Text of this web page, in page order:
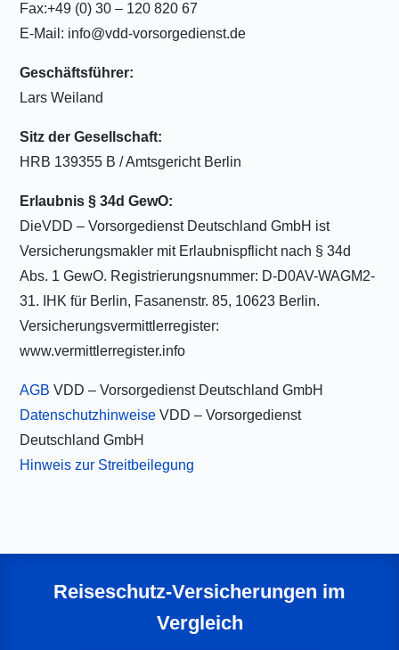
Fax:+49 (0) 30 – 120 820 67
E-Mail: info@vdd-vorsorgedienst.de
Geschäftsführer:
Lars Weiland
Sitz der Gesellschaft:
HRB 139355 B / Amtsgericht Berlin
Erlaubnis § 34d GewO:
DieVDD – Vorsorgedienst Deutschland GmbH ist
Versicherungsmakler mit Erlaubnispflicht nach § 34d
Abs. 1 GewO. Registrierungsnummer: D-D0AV-WAGM2-
31. IHK für Berlin, Fasanenstr. 85, 10623 Berlin.
Versicherungsvermittlerregister:
www.vermittlerregister.info
AGB VDD – Vorsorgedienst Deutschland GmbH
Datenschutzhinweise VDD – Vorsorgedienst
Deutschland GmbH
Hinweis zur Streitbeilegung
Reiseschutz-Versicherungen im
Vergleich